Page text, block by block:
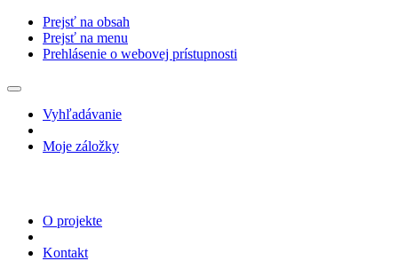
Prejsť na obsah
Prejsť na menu
Prehlásenie o webovej prístupnosti
Vyhľadávanie
Moje záložky
O projekte
Kontakt